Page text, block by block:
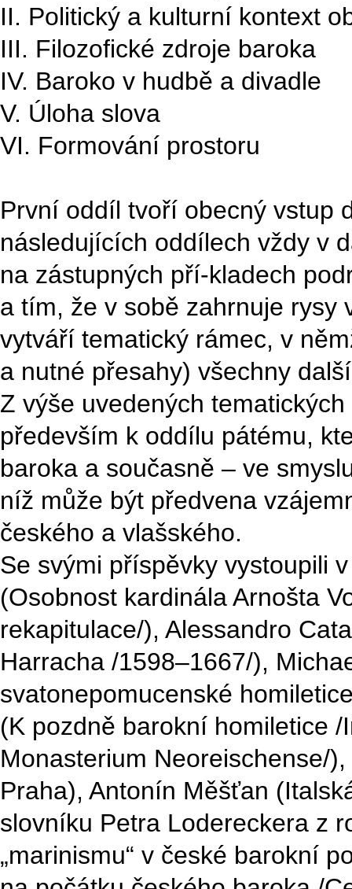
II. Politický a kulturní kontext
III. Filozofické zdroje baroka
IV. Baroko v hudbě a divadle
V. Úloha slova
VI. Formování prostoru
První oddíl tvoří obecný vstup
následujících oddílech vždy v
na zástupných pří-kladech
a tím, že v sobě zahrnuje rysy
vytváří tematický rámec, v
a nutné přesahy) všechny
Z výše uvedených
především k oddílu pátému,
baroka a současně – ve
níž může být předvena
českého a vlašského.
Se svými příspěvky vystoupili
(Osobnost kardinála Arnošta
rekapitulace/), Alessandro
Harracha /1598–1667/),
svatonepomucenské
(K pozdně barokní homiletice
Monasterium Neoreischense/
Praha), Antonín Měšťan
slovníku Petra Lodereckera z
„marinismu“ v české barokní